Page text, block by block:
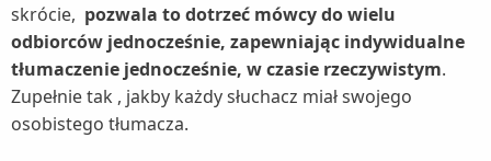
skrócie, pozwala to dotrzeć mówcy do wielu
odbiorców jednocześnie, zapewniając indywidualne
tłumaczenie jednocześnie, w czasie rzeczywistym.
Zupełnie tak , jakby każdy słuchacz miał swojego
osobistego tłumacza.